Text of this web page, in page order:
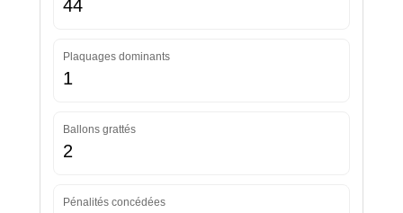
44
Plaquages dominants
1
Ballons grattés
2
Pénalités concédées